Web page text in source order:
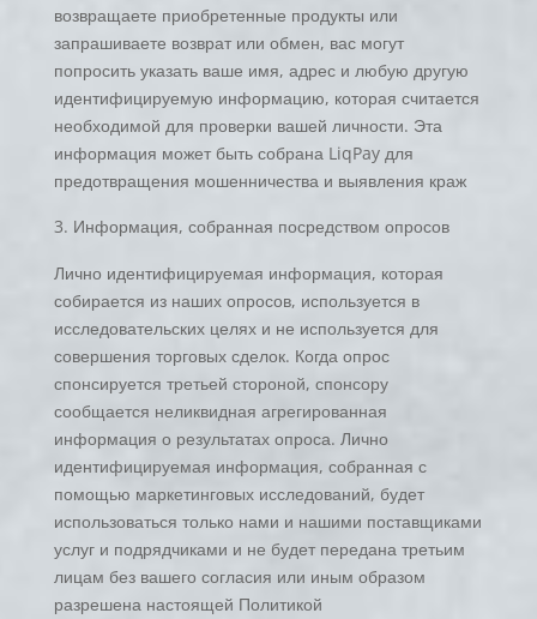
возвращаете приобретенные продукты или
запрашиваете возврат или обмен, вас могут
попросить указать ваше имя, адрес и любую другую
идентифицируемую информацию, которая считается
необходимой для проверки вашей личности. Эта
информация может быть собрана LiqPay для
предотвращения мошенничества и выявления краж
Информация, собранная посредством опросов
Лично идентифицируемая информация, которая
собирается из наших опросов, используется в
исследовательских целях и не используется для
совершения торговых сделок. Когда опрос
спонсируется третьей стороной, спонсору
сообщается неликвидная агрегированная
информация о результатах опроса. Лично
идентифицируемая информация, собранная с
помощью маркетинговых исследований, будет
использоваться только нами и нашими поставщиками
услуг и подрядчиками и не будет передана третьим
лицам без вашего согласия или иным образом
разрешена настоящей Политикой